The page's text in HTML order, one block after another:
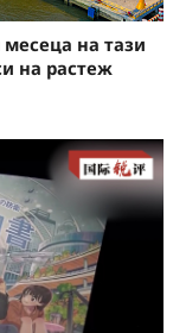
на тази
на растеж